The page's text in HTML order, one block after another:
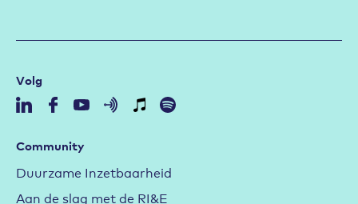
Volg
Community
Duurzame Inzetbaarheid
Aan de slag met de RI&E